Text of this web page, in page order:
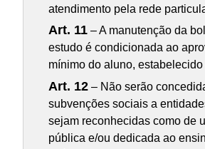
atendimento pela rede
Art. 11 – A manutenção da
estudo é condicionada ao
mínimo do aluno, estabelecido
Art. 12 – Não serão
subvenções sociais a
sejam reconhecidas como de
pública e/ou dedicada ao